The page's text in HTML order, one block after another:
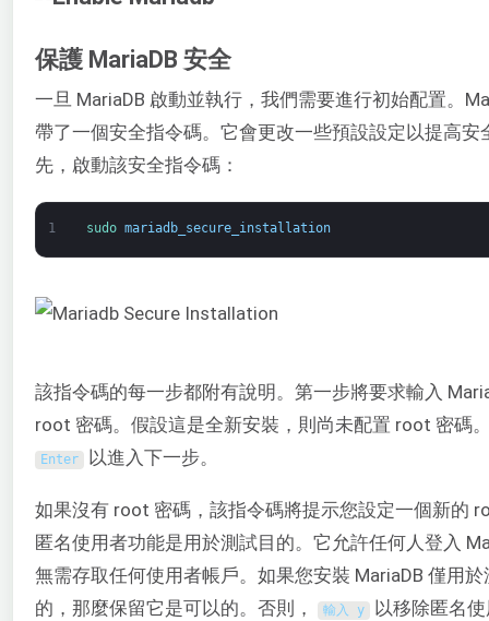
保護 MariaDB 安全
一旦 MariaDB 啟動並執行，我們需要進行初始配置。
帶了一個安全指令碼。它會更改一些預設設定以提高安
先，啟動該安全指令碼：
1 sudo mariadb_secure_installation
該指令碼的每一步都附有說明。第一步將要求輸入
root 密碼。假設這是全新安裝，則尚未配置 root 密碼
Enter 以進入下一步。
如果沒有 root 密碼，該指令碼將提示您設定一個新的
匿名使用者功能是用於測試目的。它允許任何人登入
無需存取任何使用者帳戶。如果您安裝 MariaDB 僅用於
的，那麼保留它是可以的。否則，
輸入 y 以移除匿名使